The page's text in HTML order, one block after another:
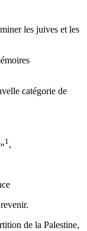
les juives et les
catégorie de
1 ,
de la Palestine,